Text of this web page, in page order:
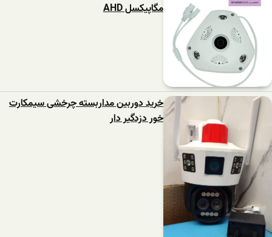
مگاپیکسل AHD
خرید دوربین مداربسته چرخشی سیمکارت
خور دزدگیر دار